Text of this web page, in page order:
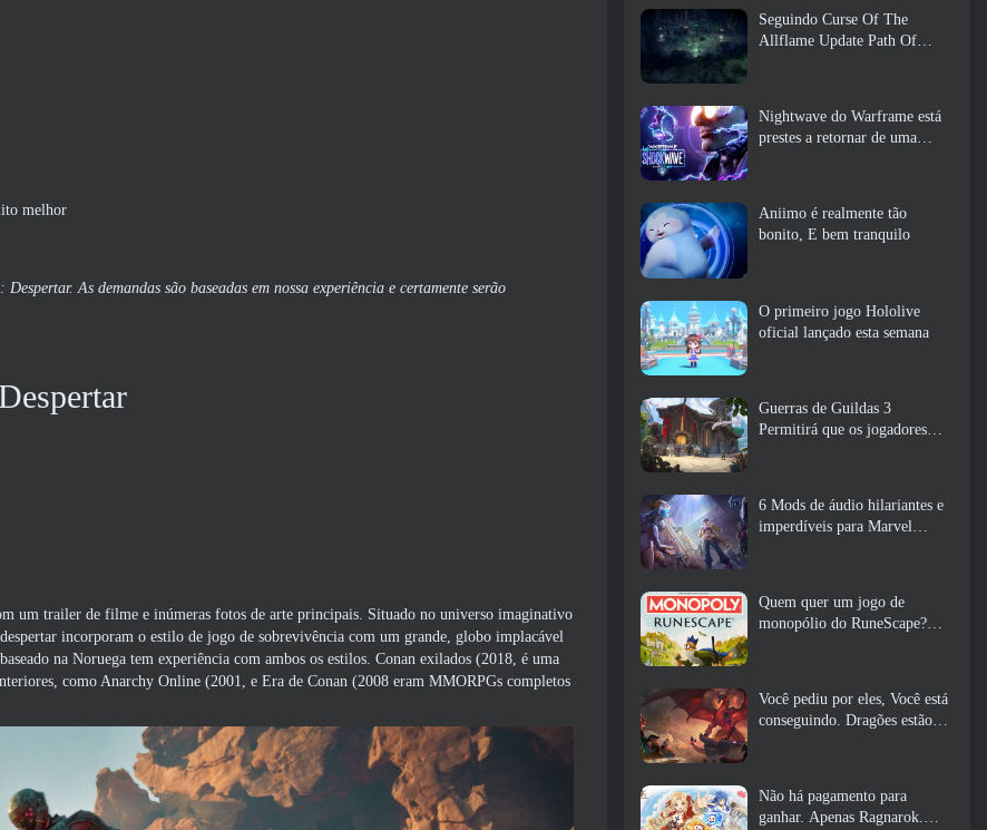
melhor
As demandas são baseadas em nossa experiência e certamente serão
um trailer de filme e inúmeras fotos de arte principais. Situado no universo imaginativo
incorporam o estilo de jogo de sobrevivência com um grande, globo implacável
na Noruega tem experiência com ambos os estilos. Conan exilados (2018, é uma
como Anarchy Online (2001, e Era de Conan (2008 eram MMORPGs completos
Seguindo Curse Of The
Allflame Update Path Of
Nightwave do Warframe está
prestes a retornar de uma
Aniimo é realmente tão
bonito, E bem tranquilo
O primeiro jogo Hololive
oficial lançado esta semana
Guerras de Guildas 3
Permitirá que os jogadores
6 Mods de áudio hilariantes e
imperdíveis para Marvel
Quem quer um jogo de
monopólio do RuneScape?
Você pediu por eles, Você está
conseguindo. Dragões estão
Não há pagamento para
ganhar. Apenas Ragnarok.